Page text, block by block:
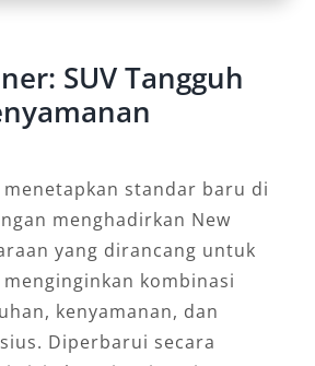
SUV Tangguh
standar baru di
menghadirkan New
yang dirancang untuk
kombinasi
kenyamanan, dan
Diperbarui secara